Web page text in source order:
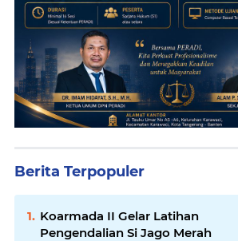
Berita Terpopuler
Koarmada II Gelar Latihan
Pengendalian Si Jago Merah